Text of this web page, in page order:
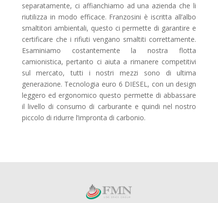
separatamente, ci affianchiamo ad una azienda che li
riutilizza in modo efficace. Franzosini è iscritta all’albo
smaltitori ambientali, questo ci permette di garantire e
certificare che i rifiuti vengano smaltiti correttamente.
Esaminiamo costantemente la nostra flotta
camionistica, pertanto ci aiuta a rimanere competitivi
sul mercato, tutti i nostri mezzi sono di ultima
generazione. Tecnologia euro 6 DIESEL, con un design
leggero ed ergonomico questo permette di abbassare
il livello di consumo di carburante e quindi nel nostro
piccolo di ridurre l’impronta di carbonio.